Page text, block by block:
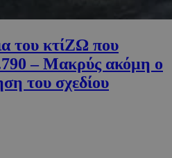
του κτίΖΩ που
– Μακρύς ακόμη ο
του σχεδίου